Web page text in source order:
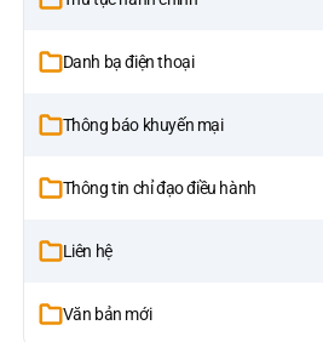
Danh bạ điện thoại
Thông báo khuyến mại
Thông tin chỉ đạo điều hành
Liên hệ
Văn bản mới